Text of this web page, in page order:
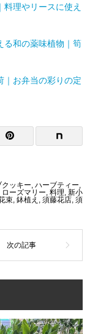
理やリースに使え
る和の薬味植物｜筍
｜お弁当の彩りの定
ッキー, ハーブティー,
ローズマリー, 料理, 新小
束, 鉢植え , 須藤花店, 須